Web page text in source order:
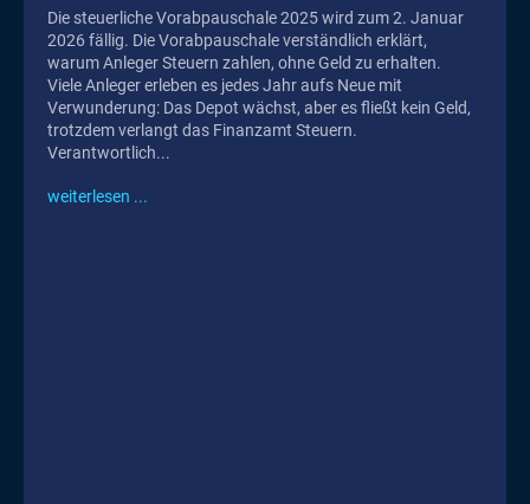
Die steuerliche Vorabpauschale 2025 wird zum 2. Januar
2026 fällig. Die Vorabpauschale verständlich erklärt,
warum Anleger Steuern zahlen, ohne Geld zu erhalten.
Viele Anleger erleben es jedes Jahr aufs Neue mit
Verwunderung: Das Depot wächst, aber es fließt kein Geld,
trotzdem verlangt das Finanzamt Steuern.
Verantwortlich...
weiterlesen ...